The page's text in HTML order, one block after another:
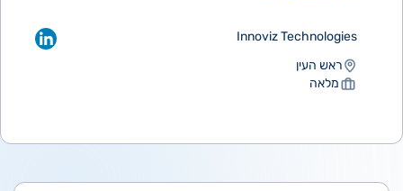
Innoviz Technologies
ראש העין
מלאה